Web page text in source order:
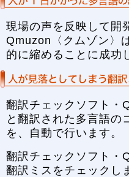
現場の声を反映して開
Qmuzon〈クムゾン〉
的に縮めることに成功
翻訳チェックソフト・
と翻訳された多言語の
を、自動で行います。
翻訳チェックソフト・
翻訳ミスをチェックし